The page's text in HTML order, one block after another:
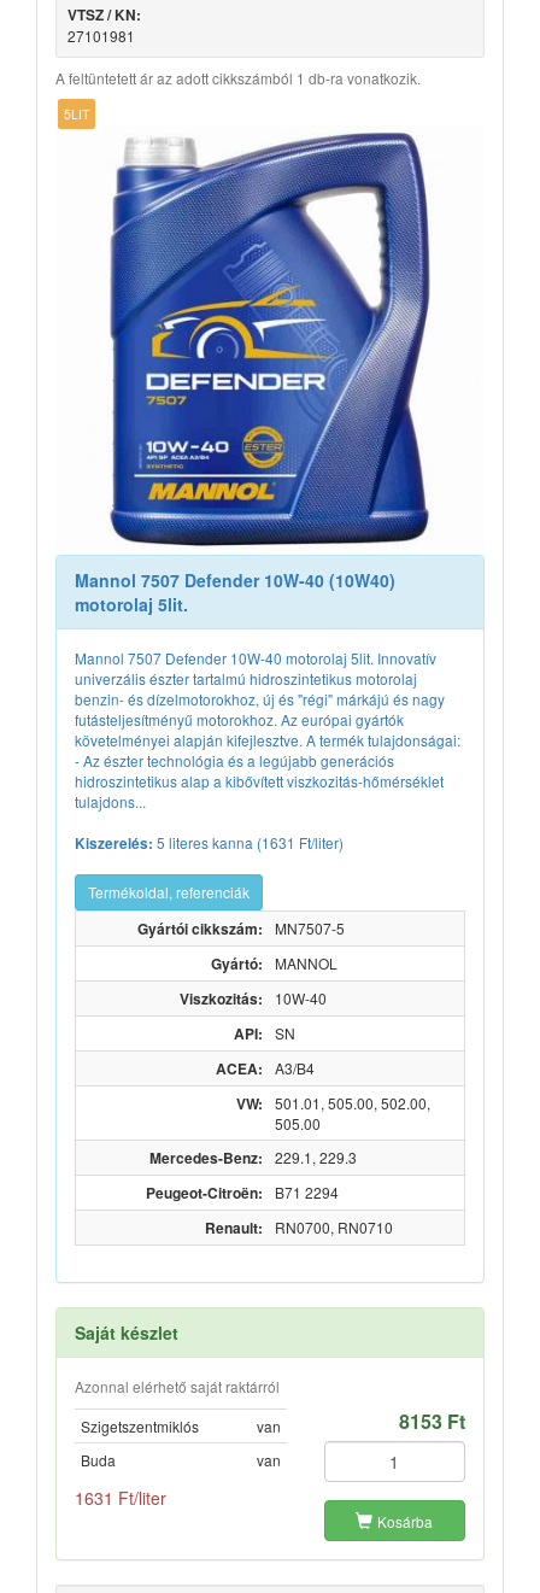
VTSZ / KN:
27101981
A feltüntetett ár az adott cikkszámból 1 db-ra vonatkozik.
5LIT
Mannol 7507 Defender 10W-40 (10W40)
motorolaj 5lit.
Mannol 7507 Defender 10W-40 motorolaj 5lit. Innovatív
univerzális észter tartalmú hidroszintetikus motorolaj
benzin- és dízelmotorokhoz, új és "régi" márkájú és nagy
futásteljesítményű motorokhoz. Az európai gyártók
követelményei alapján kifejlesztve. A termék tulajdonságai:
- Az észter technológia és a legújabb generációs
hidroszintetikus alap a kibővített viszkozitás-hőmérséklet
tulajdons...
Kiszerelés: 5 literes kanna (1631 Ft/liter)
Termékoldal, referenciák
Gyártói cikkszám: MN7507-5
Gyártó: MANNOL
Viszkozitás: 10W-40
API: SN
ACEA: A3/B4
VW:
501.01, 505.00, 502.00,
505.00
Mercedes-Benz: 229.1, 229.3
Peugeot-Citroën: B71 2294
Renault: RN0700, RN0710
Saját készlet
Azonnal elérhető saját raktárról
Szigetszentmiklós
van
Buda
van
1631 Ft/liter
8153 Ft
Kosárba